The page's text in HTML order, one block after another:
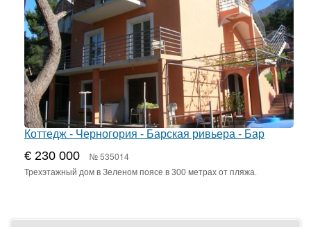
Коттедж - Черногория - Барская ривьера - Бар
€ 230 000 № 535014
Трехэтажный дом в Зеленом поясе в 300 метрах от пляжа.